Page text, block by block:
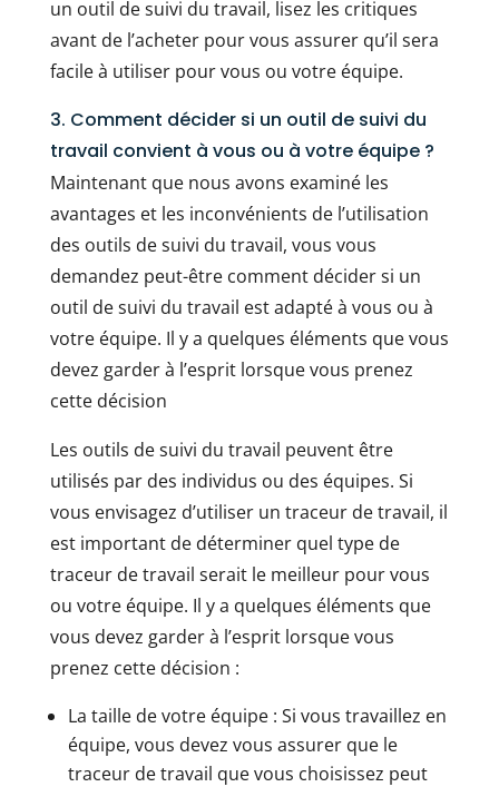
un outil de suivi du travail, lisez les critiques
avant de l’acheter pour vous assurer qu’il sera
facile à utiliser pour vous ou votre équipe.
3. Comment décider si un outil de suivi du
travail convient à vous ou à votre équipe ?
Maintenant que nous avons examiné les
avantages et les inconvénients de l’utilisation
des outils de suivi du travail, vous vous
demandez peut-être comment décider si un
outil de suivi du travail est adapté à vous ou à
votre équipe. Il y a quelques éléments que vous
devez garder à l’esprit lorsque vous prenez
cette décision
Les outils de suivi du travail peuvent être
utilisés par des individus ou des équipes. Si
vous envisagez d’utiliser un traceur de travail, il
est important de déterminer quel type de
traceur de travail serait le meilleur pour vous
ou votre équipe. Il y a quelques éléments que
vous devez garder à l’esprit lorsque vous
prenez cette décision :
La taille de votre équipe : Si vous travaillez en
équipe, vous devez vous assurer que le
traceur de travail que vous choisissez peut